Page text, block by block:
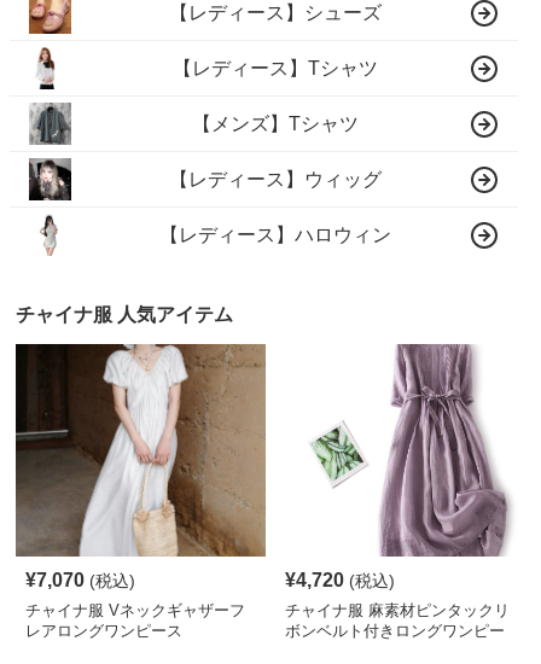
【レディース】シューズ
【レディース】Tシャツ
【メンズ】Tシャツ
【レディース】ウィッグ
【レディース】ハロウィン
チャイナ服 人気アイテム
¥7,070 (税込)
チャイナ服 Vネックギャザーフ
レアロングワンピース
¥4,720 (税込)
チャイナ服 麻素材ピンタックリ
ボンベルト付きロングワンピー